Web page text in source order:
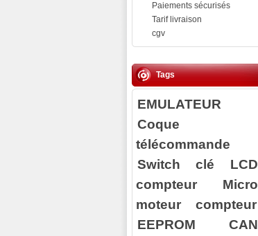
Paiements sécurisés
Tarif livraison
cgv
Tags
EMULATEUR
Coque
télécommande
Switch clé
LCD
compteur
Micro
moteur compteur
EEPROM
CAN